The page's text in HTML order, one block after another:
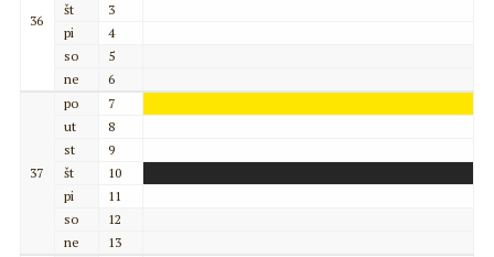
36
št
3
pi
4
so
5
ne
6
37
po
7
ut
8
st
9
št
10
pi
11
so
12
ne
13